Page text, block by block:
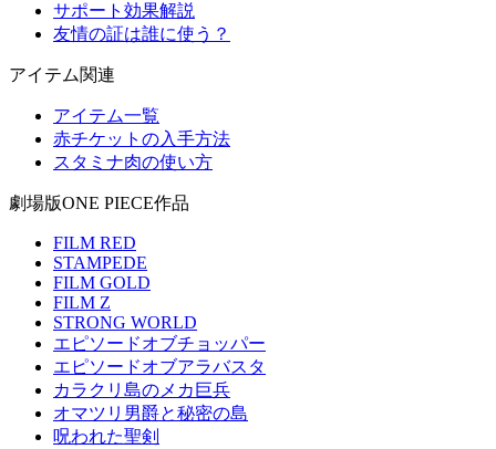
サポート効果解説
友情の証は誰に使う？
アイテム関連
アイテム一覧
赤チケットの入手方法
スタミナ肉の使い方
劇場版ONE PIECE作品
FILM RED
STAMPEDE
FILM GOLD
FILM Z
STRONG WORLD
エピソードオブチョッパー
エピソードオブアラバスタ
カラクリ島のメカ巨兵
オマツリ男爵と秘密の島
呪われた聖剣